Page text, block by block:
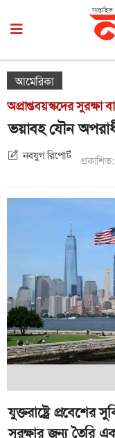
আমেরিকা
অপ্রাপ্তবয়স্কদের
ভয়াবহ যৌন
নবযুগ রিপোর্ট
যুক্তরাষ্ট্রে প্রবেশের
সুরক্ষার জন্য তৈরি